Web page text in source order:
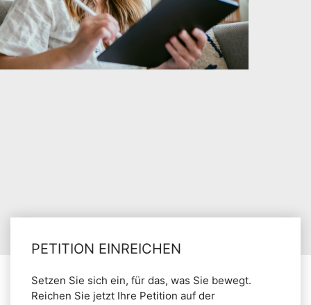
PETITION EINREICHEN
Setzen Sie sich ein, für das, was Sie bewegt.
Reichen Sie jetzt Ihre Petition auf der